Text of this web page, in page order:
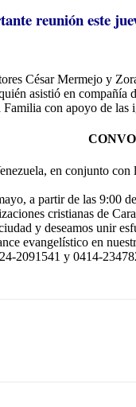
reunión este
César Mermejo y
asistió en compañía
con apoyo de las
en conjunto
a partir de las 9:00
cristianas de
y deseamos unir
evangelístico en
2091541 y 0414-